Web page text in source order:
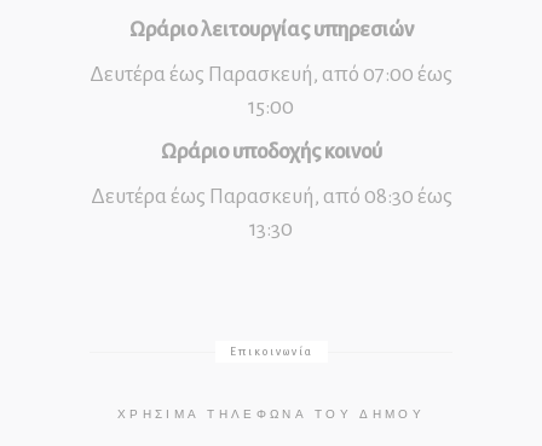
Ωράριο λειτουργίας υπηρεσιών
Δευτέρα έως Παρασκευή, από 07:00 έως
15:00
Ωράριο υποδοχής κοινού
Δευτέρα έως Παρασκευή, από 08:30 έως
13:30
Επικοινωνία
ΧΡΉΣΙΜΑ ΤΗΛΈΦΩΝΑ ΤΟΥ ΔΉΜΟΥ